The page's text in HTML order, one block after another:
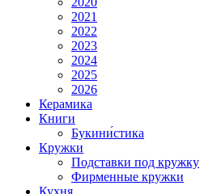
2021
2022
2023
2024
2025
2026
Керамика
Книги
Букини́стика
Кружки
Подставки под кружку
Фирменные кружки
Кухня